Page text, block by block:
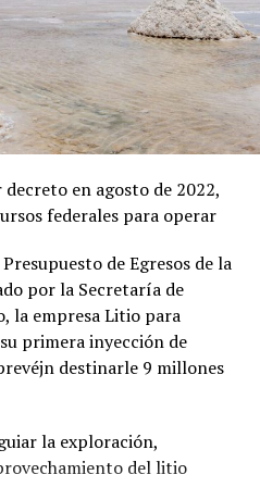
Latina, que exporta
de la arquitectura de
carga con la incertidumbre
que no se resuelva en Pekín
otra capital, con otro
noticias más relevantes
reunió a más de 300
del
en junio, Rusia dejó
allá del turismo o el
con
cooperación
como gas, petróleo,
nuclear.
propuesta concreta: el
nuclear de Laguna
tecnología rusa de
, ideales para regiones
Además,la Embajada
en agosto de 2022,
federales para operar
de Egresos de la
por la Secretaría de
la empresa Litio para
primera inyección de
destinarle 9 millones
la exploración,
del litio